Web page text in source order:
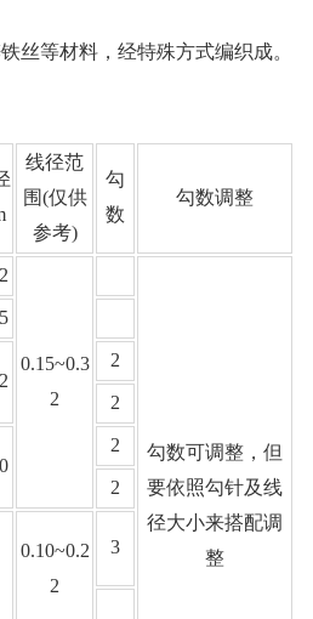
丝等材料，经特殊方式编织成。
线径范
围(仅供
参考)
勾
数
勾数调整
0.15~0.3
2
勾数可调整，但
要依照勾针及线
径大小来搭配调
整
2
2
2
2
0.10~0.2
2
3